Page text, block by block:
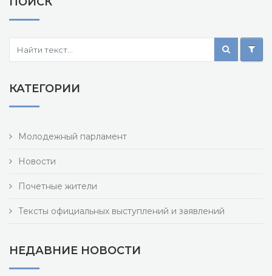
КАТЕГОРИИ
Молодежный парламент
Новости
Почетные жители
Тексты официальных выступлений и заявлений
НЕДАВНИЕ НОВОСТИ